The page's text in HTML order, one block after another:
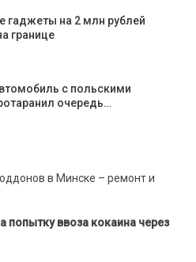
гаджеты на 2 млн рублей
границе
с польскими
очередь…
в Минске – ремонт и
попытку ввоза кокаина через